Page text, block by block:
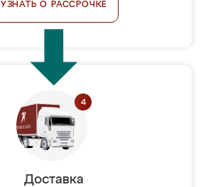
УЗНАТЬ О РАССРОЧКЕ
Доставка